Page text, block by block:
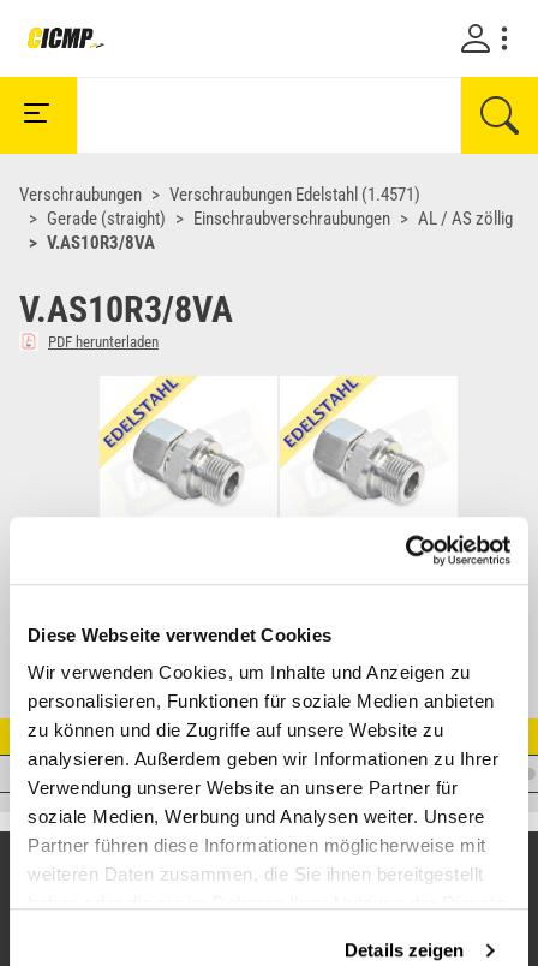
Diese Webseite verwendet Cookies
Wir verwenden Cookies, um Inhalte und Anzeigen zu
personalisieren, Funktionen für soziale Medien anbieten
zu können und die Zugriffe auf unsere Website zu
analysieren. Außerdem geben wir Informationen zu Ihrer
Verwendung unserer Website an unsere Partner für
soziale Medien, Werbung und Analysen weiter. Unsere
Partner führen diese Informationen möglicherweise mit
weiteren Daten zusammen, die Sie ihnen bereitgestellt
Details zeigen
Verschraubungen
Verschraubungen Edelstahl (1.4571)
Gerade (straight)
Einschraubverschraubungen
AL / AS zöllig
V.AS10R3/8VA
V.AS10R3/8VA
PDF herunterladen
GE-R Gerade Einschraubverschr. Edelstahl
Artikel Nr.
V.AS10R3/8VA